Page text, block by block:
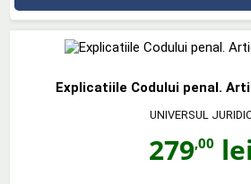
Explicatiile Codului penal.
UNIVERSUL
279,00 lei